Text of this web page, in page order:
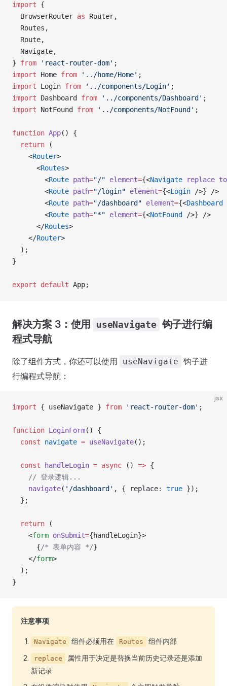
import {
  BrowserRouter
as Router,
  Routes,
  Route,
  Navigate,
} from 'react-router-dom' ;
import Home from '../home/Home' ;
import Login from '../components/Login' ;
import Dashboard from '../components/Dashboard' ;
import NotFound from '../components/NotFound' ;
function App() {
  return
(
    <
Router>
      <
Routes>
        <
Route path="/" element={<Navigate replace to
        <
Route path="/login" element={<Login />} />
        <
Route path="/dashboard" element={<Dashboard
        <
Route path="*" element={<NotFound
/>} />
      </
Routes>
    </
Router>
  );
}
export default App;
解决方案 3：使用 useNavigate 钩子进行编
程式导航
除了组件方式，你还可以使用 useNavigate 钩子进
行编程式导航：
jsx
import { useNavigate } from 'react-router-dom' ;
function LoginForm() {
  const
navigate = useNavigate();
  const
handleLogin = async () => {
    // 登录逻辑...
    navigate
( '/dashboard' , { replace: true });
  };
  return
(
    <
form onSubmit={handleLogin}>
      {
/* 表单内容 */}
    </
form>
  );
}
注意事项
Navigate 组件必须用在 Routes 组件内部
replace
属性用于决定是替换当前历史记录还是添加
新记录